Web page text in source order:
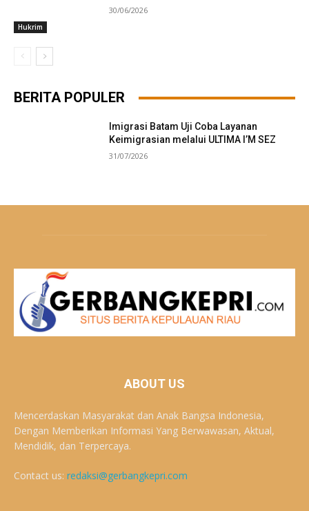
Hukrim
30/06/2026
BERITA POPULER
Imigrasi Batam Uji Coba Layanan
Keimigrasian melalui ULTIMA I’M SEZ
31/07/2026
ABOUT US
Mencerdaskan Masyarakat dan Anak Bangsa Indonesia,
Dengan Memberikan Informasi Yang Berwawasan, Aktual,
Mendidik, dan Terpercaya.
Contact us: redaksi@gerbangkepri.com